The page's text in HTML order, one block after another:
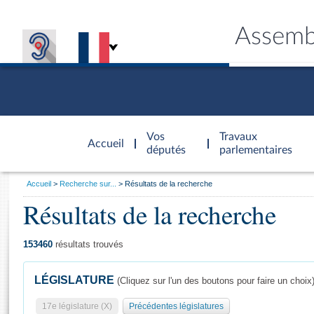
Accueil
d'accueil
Vos
députés
Travaux
parlementaires
Général
Vous
Accueil Recherche sur... Résultats de la recherche
Résultats de la recherche
153460 résultats trouvés
LÉGISLATURE (Cliquez sur l'un des boutons pour faire un choix)
17e législature (X) Précédentes législatures